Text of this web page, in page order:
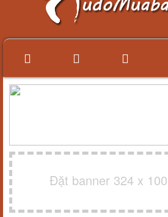
Đặt banner 324 x 100